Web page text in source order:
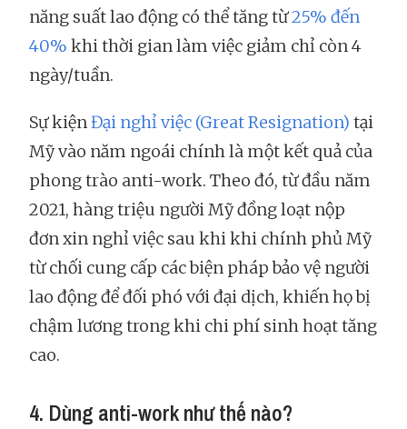
năng suất lao động có thể tăng từ25% đến
40% khi thời gian làm việc giảm chỉ còn 4
ngày/tuần.
Sự kiệnĐại nghỉ việc (Great Resignation) tại
Mỹ vào năm ngoái chính là một kết quả của
phong trào anti-work. Theo đó, từ đầu năm
2021, hàng triệu người Mỹ đồng loạt nộp
đơn xin nghỉ việc sau khi khi chính phủ Mỹ
từ chối cung cấp các biện pháp bảo vệ người
lao động để đối phó với đại dịch, khiến họ bị
chậm lương trong khi chi phí sinh hoạt tăng
cao.
4. Dùng anti-work như thế nào?